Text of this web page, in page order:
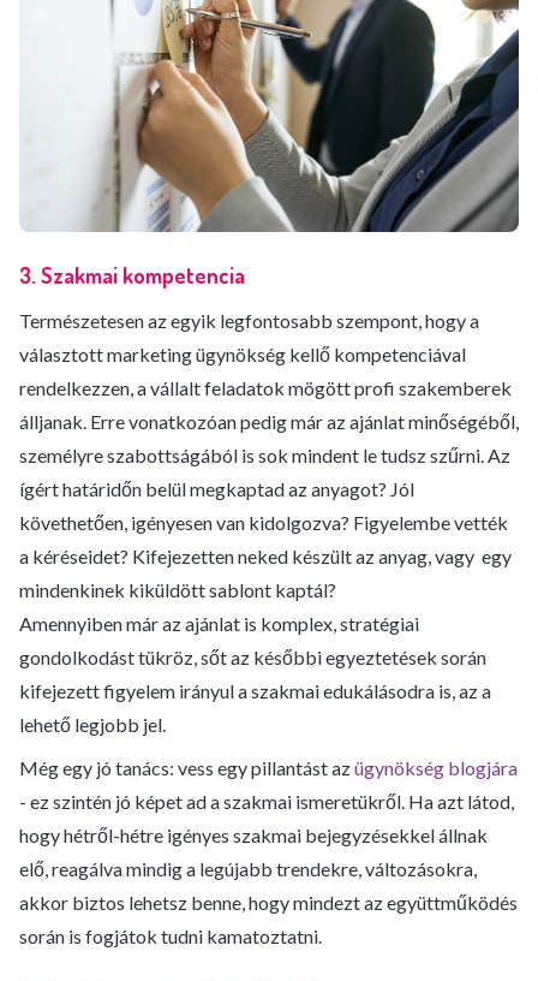
3. Szakmai kompetencia
Természetesen az egyik legfontosabb szempont, hogy a
választott marketing ügynökség kellő kompetenciával
rendelkezzen, a vállalt feladatok mögött profi szakemberek
álljanak. Erre vonatkozóan pedig már az ajánlat minőségéből,
személyre szabottságából is sok mindent le tudsz szűrni. Az
ígért határidőn belül megkaptad az anyagot? Jól
követhetően, igényesen van kidolgozva? Figyelembe vették
a kéréseidet? Kifejezetten neked készült az anyag, vagy egy
mindenkinek kiküldött sablont kaptál?
Amennyiben már az ajánlat is komplex, stratégiai
gondolkodást tükröz, sőt az későbbi egyeztetések során
kifejezett figyelem irányul a szakmai edukálásodra is, az a
lehető legjobb jel.
Még egy jó tanács: vess egy pillantást azügynökség blogjára
- ez szintén jó képet ad a szakmai ismeretükről. Ha azt látod,
hogy hétről-hétre igényes szakmai bejegyzésekkel állnak
elő, reagálva mindig a legújabb trendekre, változásokra,
akkor biztos lehetsz benne, hogy mindezt az együttműködés
során is fogjátok tudni kamatoztatni.